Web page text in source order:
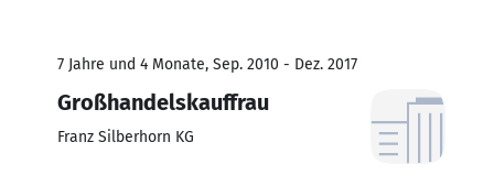
7 Jahre und 4 Monate, Sep. 2010 - Dez. 2017
Großhandelskauffrau
Franz Silberhorn KG